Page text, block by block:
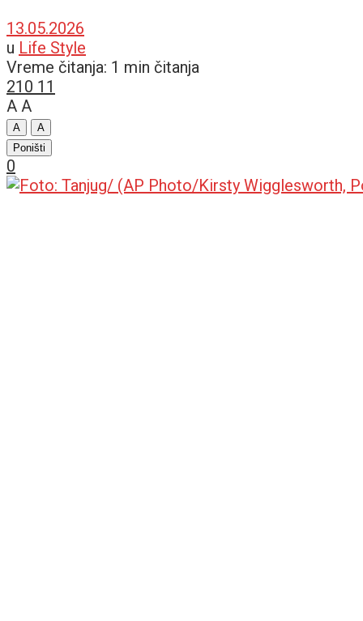
13.05.2026
u Life Style
Vreme čitanja: 1 min čitanja
210 11
A A
A
A
Poništi
0